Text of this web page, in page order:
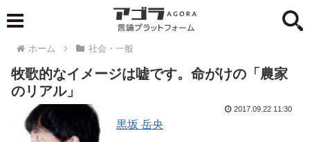
ホーム 社会・一般
牧歌的なイメージは嘘です。命がけの「農家
のリアル」
黒坂 岳央
2017.09.22 11:30